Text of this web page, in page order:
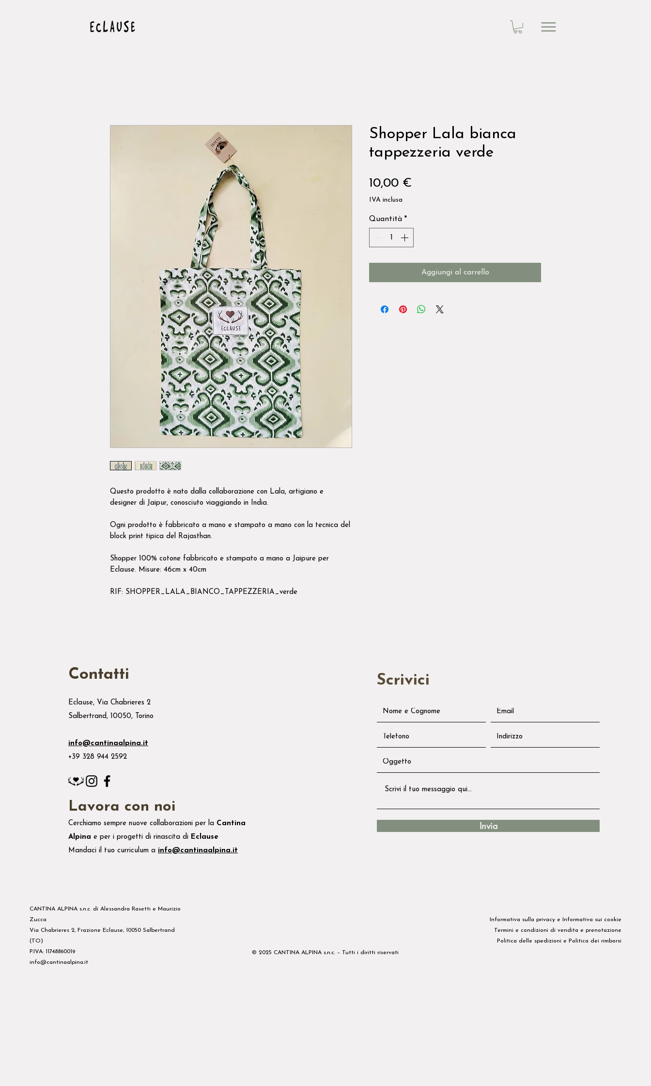
Questo prodotto è nato dalla collaborazione con Lala, artigiano e
designer di Jaipur, conosciuto viaggiando in India.
Ogni prodotto è fabbricato a mano e stampato a mano con la tecnica del
block print tipica del Rajasthan.
Shopper 100% cotone fabbricato e stampato a mano a Jaipure per
Eclause. Misure: 46cm x 40cm
RIF: SHOPPER_LALA_BIANCO_TAPPEZZERIA_verde
Shopper Lala bianca
tappezzeria verde
10,00 €
IVA inclusa
Quantità *
Aggiungi al carrello
Contatti
Eclause, Via Chabrieres 2
Salbertrand, 10050, Torino
info@cantinaalpina.it
+39 328 944 2592
Lavora con noi
Cerchiamo sempre nuove collaborazioni per la Cantina
Alpina e per i progetti di rinascita di Eclause
Mandaci il tuo curriculum a info@cantinaalpina.it
Scrivici
Invia
CANTINA ALPINA s.n.c. di Alessandra Rasetti e Maurizio
Zucca
Via Chabrieres 2, Frazione Eclause, 10050 Salbertrand
(TO)
P.IVA: 11748860019
info@cantinaalpina.it
© 2025 CANTINA ALPINA s.n.c. – Tutti i diritti riservati
Informativa sulla privacy​ e
Informativa sui cookie
Termini e condizioni di vendita e prenotazione
Politica delle spedizioni e Politica dei rimborsi